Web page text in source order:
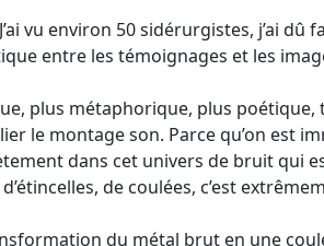
vu environ 50 sidérurgistes, j’ai dû
entre les témoignages et les
plus métaphorique, plus poétique,
le montage son. Parce qu’on est
dans cet univers de bruit qui
de coulées, c’est
du métal brut en une